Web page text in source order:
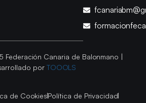
Canaria de Balonmano |
por TOOOLS
de CookiesPolítica de Privacidad